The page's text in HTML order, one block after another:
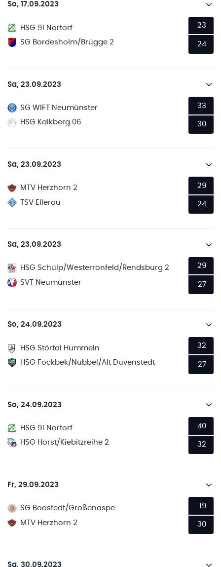
So, 17.09.2023
HSG 91 Nortorf
SG Bordesholm/Brügge 2
23
24
Sa, 23.09.2023
SG WIFT Neumünster
HSG Kalkberg 06
33
30
Sa, 23.09.2023
MTV Herzhorn 2
TSV Ellerau
29
24
Sa, 23.09.2023
HSG Schülp/Westerrönfeld/Rendsburg 2
SVT Neumünster
29
27
So, 24.09.2023
HSG Störtal Hummeln
HSG Fockbek/Nübbel/Alt Duvenstedt
32
27
So, 24.09.2023
HSG 91 Nortorf
HSG Horst/Kiebitzreihe 2
40
32
Fr, 29.09.2023
SG Boostedt/Großenaspe
MTV Herzhorn 2
19
30
Sa, 30.09.2023